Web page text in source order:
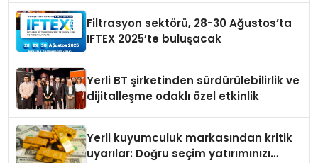
Filtrasyon sektörü, 28-30 Ağustos’ta
IFTEX 2025’te buluşacak
Yerli BT şirketinden sürdürülebilirlik ve
dijitalleşme odaklı özel etkinlik
Yerli kuyumculuk markasından kritik
uyarılar: Doğru seçim yatırımınızı